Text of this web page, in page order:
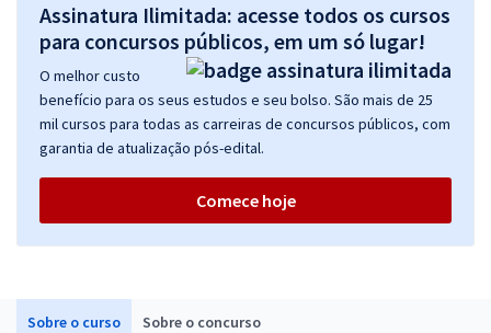
Sobre o curso Sobre o concurso
Assinatura Ilimitada: acesse todos os cursos
para concursos públicos, em um só lugar!
O melhor custo
benefício para os seus estudos e seu bolso. São mais de 25
mil cursos para todas as carreiras de concursos públicos, com
garantia de atualização pós-edital.
Comece hoje